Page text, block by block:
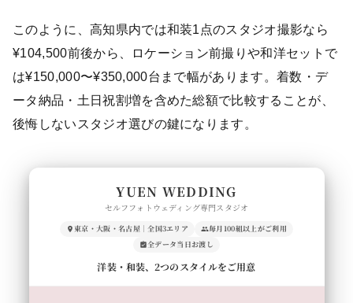
このように、高知県内では和装1点のスタジオ撮影なら
¥104,500前後から、ロケーション前撮りや和洋セットで
は¥150,000〜¥350,000台まで幅があります。着数・デ
ータ納品・土日祝割増を含めた総額で比較することが、
後悔しないスタジオ選びの鍵になります。
YUEN WEDDING
セルフフォトウェディング専門スタジオ
東京・大阪・名古屋｜全国3エリア
毎月100組以上がご利用
全データ当日お渡し
洋装・和装、2つのスタイルをご用意